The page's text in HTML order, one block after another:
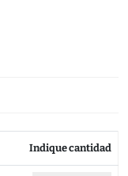
Indique cantidad